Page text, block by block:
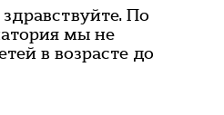
По
мы не
в возрасте до